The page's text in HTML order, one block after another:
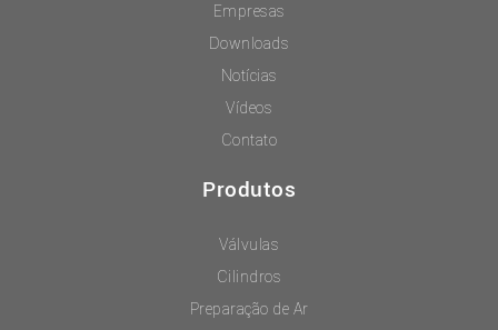
Empresas
Downloads
Notícias
Vídeos
Contato
Produtos
Válvulas
Cilindros
Preparação de Ar